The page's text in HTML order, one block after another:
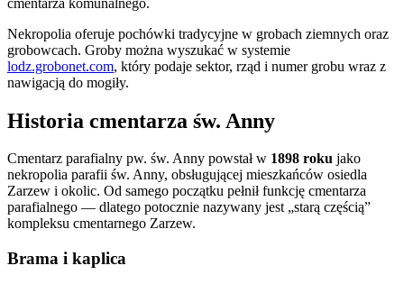
Nekropolia oferuje pochówki tradycyjne w grobach ziemnych oraz
grobowcach. Groby można wyszukać w systemie
lodz.grobonet.com, który podaje sektor, rząd i numer grobu wraz z
nawigacją do mogiły.
Historia cmentarza św. Anny
Cmentarz parafialny pw. św. Anny powstał w 1898 roku jako
nekropolia parafii św. Anny, obsługującej mieszkańców osiedla
Zarzew i okolic. Od samego początku pełnił funkcję cmentarza
parafialnego — dlatego potocznie nazywany jest „starą częścią”
kompleksu cmentarnego Zarzew.
Brama i kaplica